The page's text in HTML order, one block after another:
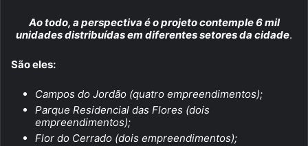
Ao todo, a perspectiva é o projeto contemple 6 mil
unidades distribuídas em diferentes setores da cidade.
São eles:
Campos do Jordão (quatro empreendimentos);
Parque Residencial das Flores (dois
empreendimentos);
Flor do Cerrado (dois empreendimentos);